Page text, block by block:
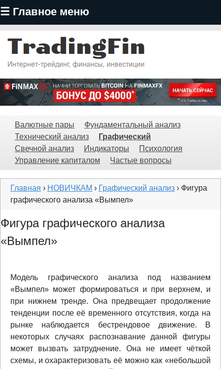
☰ Главное меню
Перейти
основному
содержанию
TradingFin
Валютные пары
Фундаментальный анализ
Технический анализ
Графический
Свечной анализ
Индикаторы
Психология
Управление капиталом
Частые вопросы
Главная › НОВИЧКАМ › Графический анализ › Фигура
графического анализа «Вымпел»
Фигура графического анализа
«Вымпел»
Модель графического анализа под названием
«Вымпел» может формироваться и при верхнем, и
при нижнем тренде. Она предвещает продолжение
тенденции после её временного отсутствия, когда на
рынке наблюдается бестрендовое движение. В
некоторых случаях распознавание данной фигуры
может вызвать затруднение. Она не имеет чёткой
схемы, и охарактеризовать её можно как «небольшой